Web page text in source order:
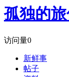
孤独的
访问量0
新鲜事
帖子